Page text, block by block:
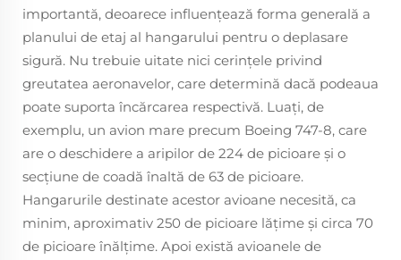
importantă, deoarece influențează forma generală a
planului de etaj al hangarului pentru o deplasare
sigură. Nu trebuie uitate nici cerințele privind
greutatea aeronavelor, care determină dacă podeaua
poate suporta încărcarea respectivă. Luați, de
exemplu, un avion mare precum Boeing 747-8, care
are o deschidere a aripilor de 224 de picioare și o
secțiune de coadă înaltă de 63 de picioare.
Hangarurile destinate acestor avioane necesită, ca
minim, aproximativ 250 de picioare lățime și circa 70
de picioare înălțime. Apoi există avioanele de